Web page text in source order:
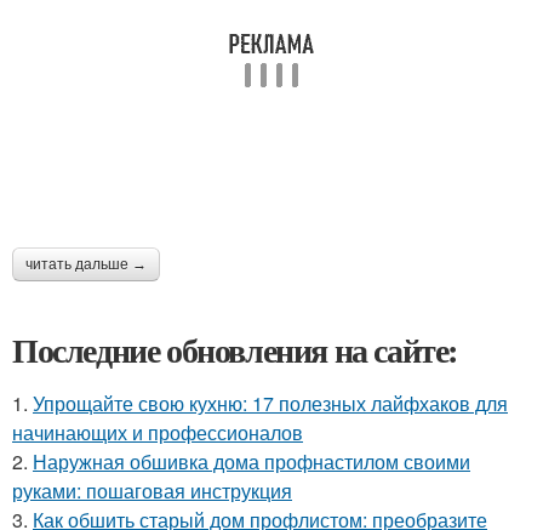
читать дальше →
Последние обновления на сайте:
1. Упрощайте свою кухню: 17 полезных лайфхаков для
начинающих и профессионалов
2. Наружная обшивка дома профнастилом своими
руками: пошаговая инструкция
3. Как обшить старый дом профлистом: преобразите